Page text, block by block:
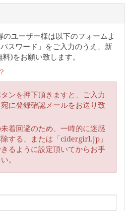
ユーザー様は以下のフォームよ
スワード」をご入力のうえ、新
)をお願い致します。
ンを押下頂きますと、ご入力
に登録確認メールをお送り致
着回避のため、一時的に迷惑
する、または「cidergirl.jp」
るように設定頂いてからお手
。